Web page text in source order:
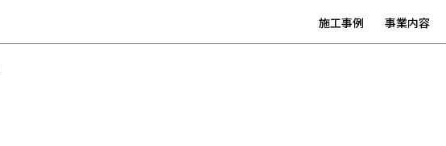
施工事例 事業内容